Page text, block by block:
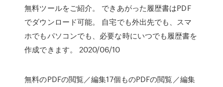
無料ツールをご紹介。 できあがった履歴書はPDF
でダウンロード可能。 自宅でも外出先でも、スマ
ホでもパソコンでも、必要な時にいつでも履歴書を
作成できます。 2020/06/10
無料のPDFの閲覧／編集17個ものPDFの閲覧／編集